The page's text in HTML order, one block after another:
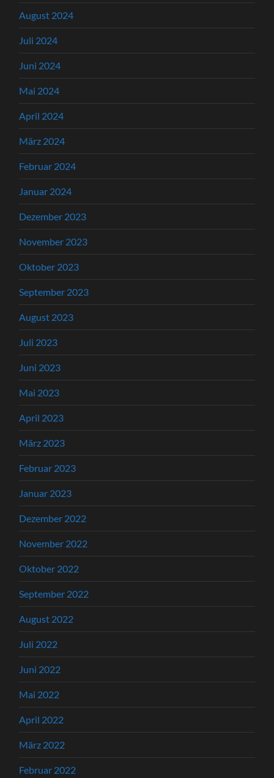
August 2024
Juli 2024
Juni 2024
Mai 2024
April 2024
März 2024
Februar 2024
Januar 2024
Dezember 2023
November 2023
Oktober 2023
September 2023
August 2023
Juli 2023
Juni 2023
Mai 2023
April 2023
März 2023
Februar 2023
Januar 2023
Dezember 2022
November 2022
Oktober 2022
September 2022
August 2022
Juli 2022
Juni 2022
Mai 2022
April 2022
März 2022
Februar 2022